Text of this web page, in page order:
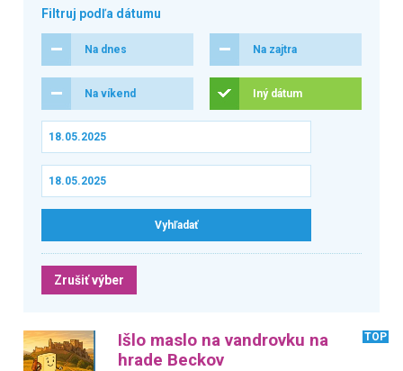
Filtruj podľa dátumu
Na dnes Na zajtra
Na víkend Iný dátum
Zrušiť výber
Išlo maslo na vandrovku na
hrade Beckov
TOP